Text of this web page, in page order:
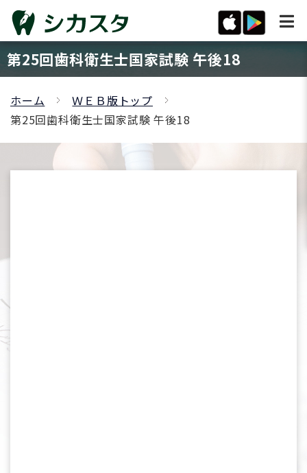
第25回歯科衛生士国家試験 午後18
ホーム
ＷＥＢ版トップ
第25回歯科衛生士国家試験 午後18